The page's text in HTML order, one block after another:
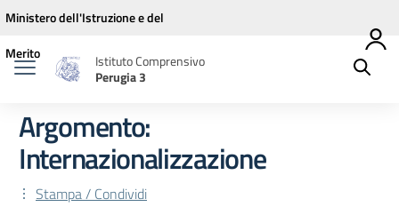
Vai ai contenuti
Vai al menu di navigazione
Vai al footer
Ministero dell'Istruzione e del
Merito
Istituto Comprensivo
Perugia 3
Argomento:
Internazionalizzazione
Stampa / Condividi